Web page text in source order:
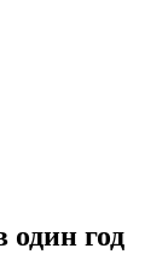
один год